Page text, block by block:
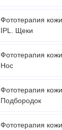
Фототерапия кожи
IPL. Щеки
Фототерапия кожи
Нос
Фототерапия кожи
Подбородок
Фототерапия кожи